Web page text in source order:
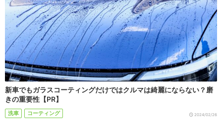
新車でもガラスコーティングだけではクルマは綺麗にならない？磨
きの重要性【PR】
洗車 コーティング 2024/02/26